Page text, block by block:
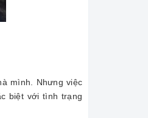
mình. Nhưng việc
biệt với tình trạng